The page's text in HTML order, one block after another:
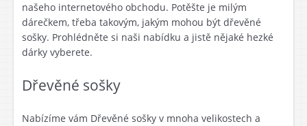
našeho internetového obchodu. Potěšte je milým
dárečkem, třeba takovým, jakým mohou být dřevěné
sošky. Prohlédněte si naši nabídku a jistě nějaké hezké
dárky vyberete.
Dřevěné sošky
Nabízíme vám Dřevěné sošky v mnoha velikostech a